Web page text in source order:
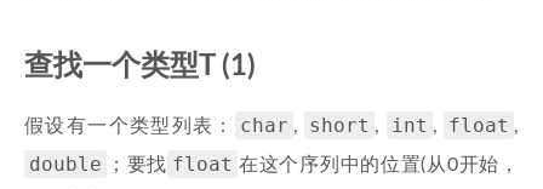
查找一个类型T (1)
假设有一个类型列表： char , short , int , float ,
double ；要找 float 在这个序列中的位置(从0开始，